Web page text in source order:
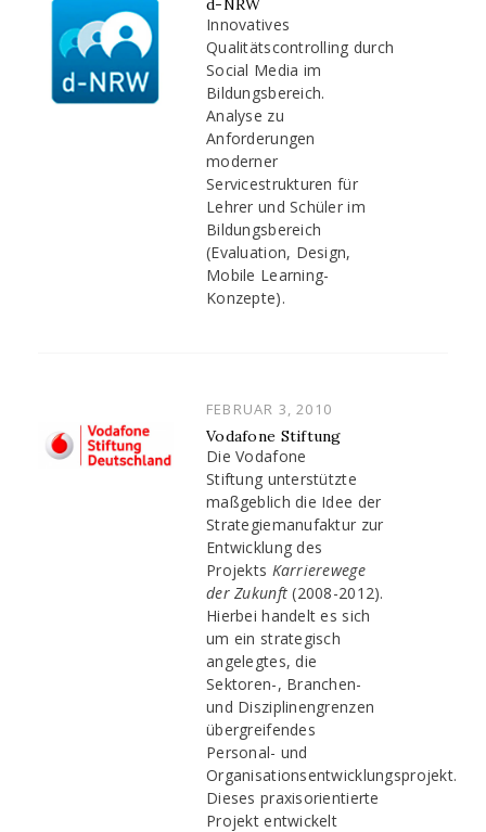
d-NRW
Innovatives
Qualitätscontrolling durch
Social Media im
Bildungsbereich.
Analyse zu
Anforderungen
moderner
Servicestrukturen für
Lehrer und Schüler im
Bildungsbereich
(Evaluation, Design,
Mobile Learning-
Konzepte).
POSTED
ON
FEBRUAR 3, 2010
Vodafone Stiftung
Die Vodafone
Stiftung unterstützte
maßgeblich die Idee der
Strategiemanufaktur zur
Entwicklung des
Projekts Karrierewege
der Zukunft (2008-2012).
Hierbei handelt es sich
um ein strategisch
angelegtes, die
Sektoren-, Branchen-
und Disziplinengrenzen
übergreifendes
Personal- und
Organisationsentwicklungsprojekt.
Dieses praxisorientierte
Projekt entwickelt